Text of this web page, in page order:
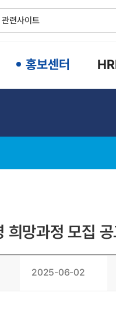
홍보센터
망과정 모집
2025-06-02